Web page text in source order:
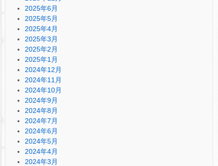
2025年6月
2025年5月
2025年4月
2025年3月
2025年2月
2025年1月
2024年12月
2024年11月
2024年10月
2024年9月
2024年8月
2024年7月
2024年6月
2024年5月
2024年4月
2024年3月